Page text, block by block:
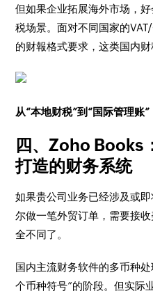
但如果企业拓展海外市场，
税场景。面对不同国家的
的财報格式要求，这类国内
从“本地财税”到“国际管理账
四、Zoho Books
打造的财务系统
如果贵公司业务已经涉及或
尔做一笔外贸订单，需要接
全不同了。
国内主流财务软件的多币种
个币种符号”的阶段。但实际